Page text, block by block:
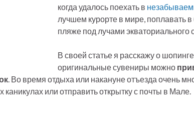
когда удалось поехать в
лучшем курорте в мире, поплавать
пляже под лучами экваториального
В своей статье я расскажу о
оригинальные сувениры можно
. Во время отдыха или накануне отъезда очень
каникулах или отправить открытку с почты в Мале.